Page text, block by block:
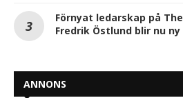
Förnyat ledarskap på
Fredrik Östlund blir nu ny
ANNONS